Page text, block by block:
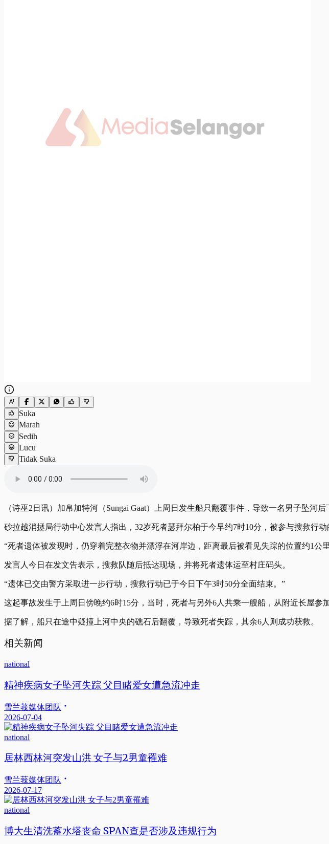
Suka
Marah
Sedih
Lucu
Tidak Suka
（诗巫2日讯）加帛加特河（Sungai Gaat）上周日发生船只翻覆事件，导致一名男子坠河
砂拉越消拯局行动中心发言人指出，32岁死者瑟拜尔柏于今早约7时10分，被参与搜救行动
“死者遗体被发现时，仍穿着完整衣物并漂浮在河岸边，距离最后被看见失踪的位置约1公
发言人今日在发文告表示，搜救队随后抵达现场，并将死者遗体运至村庄码头。
“遗体已交由警方采取进一步行动，搜救行动已于今日下午3时50分全面结束。”
这起事故发生于上周日傍晚约6时15分，当时，死者与另外6人共乘一艘船，从附近长屋参
据了解，船只在途中疑撞上河中央的礁石后翻覆，导致死者失踪，其余6人则成功获救。
相关新闻
national
精神疾病女子坠河失踪 父目睹爱女遭急流冲走
雪兰莪媒体团队
2026-07-04
national
居林西林河突发山洪 女子与2男童罹难
雪兰莪媒体团队
2026-07-17
national
博大生清洗蓄水塔丧命 SPAN查是否涉及违规行为